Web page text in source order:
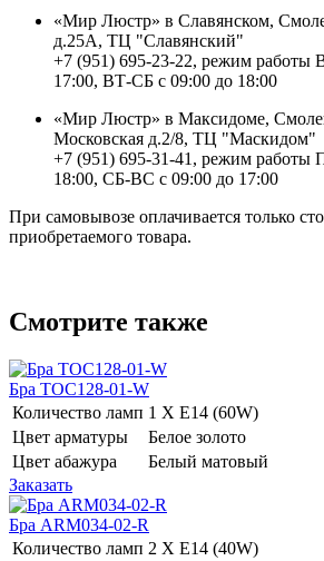
«Мир Люстр» в Славянском,
д.25А, ТЦ "Славянский"
+7 (951) 695-23-22, режим работы
17:00, ВТ-СБ с 09:00 до 18:00
«Мир Люстр» в Максидоме,
Московская д.2/8, ТЦ "Маскидом"
+7 (951) 695-31-41, режим работы
18:00, СБ-ВС с 09:00 до 17:00
При самовывозе оплачивается только
приобретаемого товара.
Смотрите также
Бра TOC128-01-W
Количество ламп 1 Х E14 (60W)
Цвет арматуры
Белое золото
Цвет абажура
Белый матовый
Заказать
Бра ARM034-02-R
Количество ламп 2 Х E14 (40W)